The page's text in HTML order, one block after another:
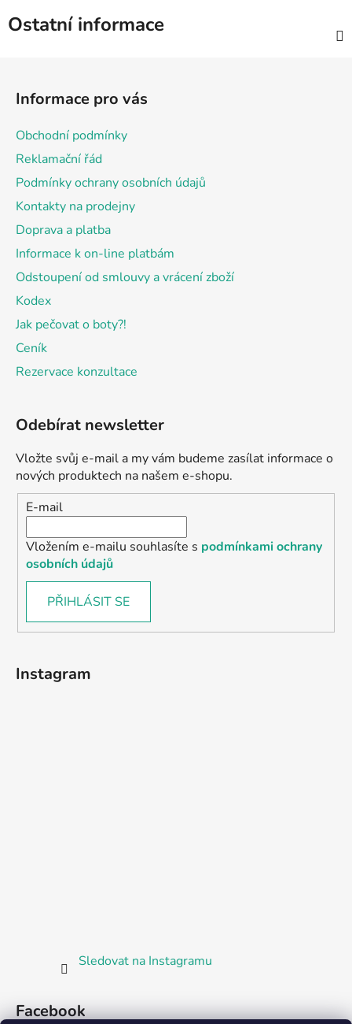
Ostatní informace
Informace pro vás
Obchodní podmínky
Reklamační řád
Podmínky ochrany osobních údajů
Kontakty na prodejny
Doprava a platba
Informace k on-line platbám
Odstoupení od smlouvy a vrácení zboží
Kodex
Jak pečovat o boty?!
Ceník
Rezervace konzultace
Odebírat newsletter
Vložte svůj e-mail a my vám budeme zasílat informace o
nových produktech na našem e-shopu.
E-mail
Vložením e-mailu souhlasíte s podmínkami ochrany
osobních údajů
PŘIHLÁSIT SE
Instagram
Sledovat na Instagramu
Facebook